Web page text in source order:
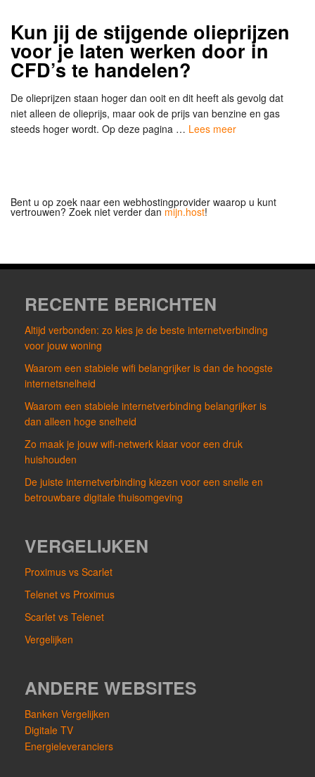
Kun jij de stijgende olieprijzen
voor je laten werken door in
CFD’s te handelen?
De olieprijzen staan hoger dan ooit en dit heeft als gevolg dat
niet alleen de olieprijs, maar ook de prijs van benzine en gas
steeds hoger wordt. Op deze pagina … Lees meer
Bent u op zoek naar een webhostingprovider waarop u kunt
vertrouwen? Zoek niet verder dan mijn.host!
RECENTE BERICHTEN
Altijd verbonden: zo kies je de beste internetverbinding
voor jouw woning
Waarom een stabiele wifi belangrijker is dan de hoogste
internetsnelheid
Waarom een stabiele internetverbinding belangrijker is
dan alleen hoge snelheid
Zo maak je jouw wifi-netwerk klaar voor een druk
huishouden
De juiste internetverbinding kiezen voor een snelle en
betrouwbare digitale thuisomgeving
VERGELIJKEN
Proximus vs Scarlet
Telenet vs Proximus
Scarlet vs Telenet
Vergelijken
ANDERE WEBSITES
Banken Vergelijken
Digitale TV
Energieleveranciers